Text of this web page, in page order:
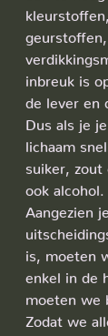
inbreuk is
de lever en
Dus als je
lichaam
suiker, zout
ook alcohol.
Aangezien
is, moeten
enkel in de
moeten we
Zodat we